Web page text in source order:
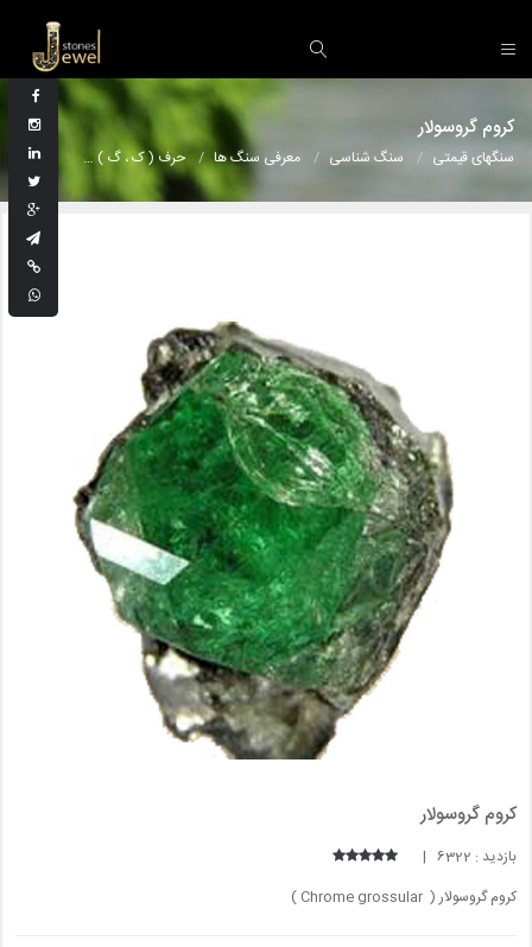
کروم گروسولار
سنگهای قیمتی سنگ شناسی معرفی سنگ ها حرف ( ک ، گ ) کروم
کروم گروسولار
بازدید : 6322 |
کروم گروسولار ( Chrome grossular )